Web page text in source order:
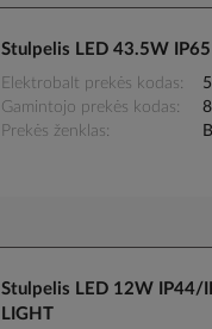
Stulpelis LED 43.5W
Elektrobalt prekės kodas
Gamintojo prekės kodas
Prekės ženklas
Stulpelis LED 12W IP44/
LIGHT